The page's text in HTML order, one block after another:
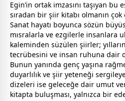
Egin’in ortak imzasını taşıyan
sıradan bir şiir kitabı olmanın
Sanat hayatı boyunca sözün
mısralarla ve ezgilerle insanlara
kaleminden süzülen şiirler;
tecrübesini ve insan ruhuna dair
Bunun yanında genç yaşına
duyarlılık ve şiir yeteneği
dizeleri ise geleceğe dair umut
kitapta buluşması, yalnızca bir